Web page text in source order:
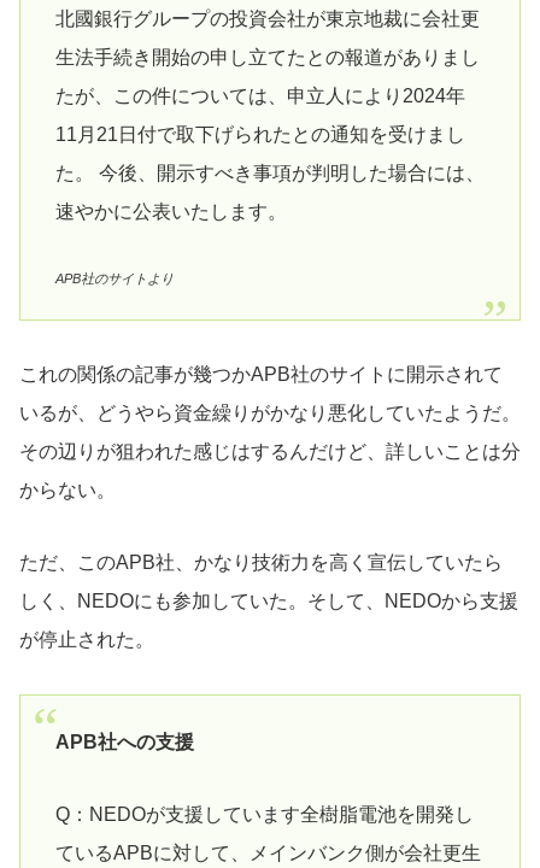
北國銀行グループの投資会社が東京地裁に会社更
生法手続き開始の申し立てたとの報道がありまし
たが、この件については、申立人により2024年
11月21日付で取下げられたとの通知を受けまし
た。 今後、開示すべき事項が判明した場合には、
速やかに公表いたします。
APB社のサイトより
これの関係の記事が幾つかAPB社のサイトに開示されて
いるが、どうやら資金繰りがかなり悪化していたようだ。
その辺りが狙われた感じはするんだけど、詳しいことは分
からない。
ただ、このAPB社、かなり技術力を高く宣伝していたら
しく、NEDOにも参加していた。そして、NEDOから支援
が停止された。
APB社への支援
Q：NEDOが支援しています全樹脂電池を開発し
ているAPBに対して、メインバンク側が会社更生